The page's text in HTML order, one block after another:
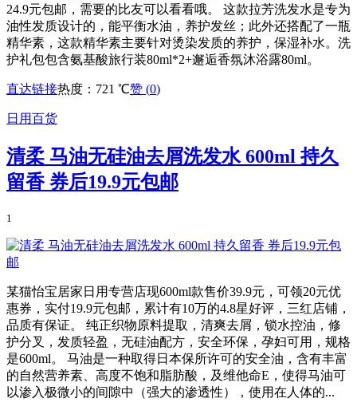
24.9元包邮，需要的比友可以看看哦。 这款拉芳洗发水是专为
油性发质设计的，能平衡水油，养护发丝；此外还搭配了一瓶
精华素，这款精华素主要针对烫染发质的养护，保湿补水。洗
护礼包包含氨基酸旅行装80ml*2+邂逅香氛沐浴露80ml。
直达链接热度：721 ℃赞 (0)
日用百货
清柔 马油无硅油去屑洗发水 600ml 持久
留香 券后19.9元包邮
1
某猫怡宝居家日用专营店现600ml款售价39.9元，可领20元优
惠券，实付19.9元包邮，累计有10万的4.8星好评，三红店铺，
品质有保证。 纯正织物原料提取，清爽去屑，锁水控油，修
护分叉，发质轻盈，无硅油配方，安全环保，孕妇可用，规格
是600ml。 马油是一种取得日本保所许可的安全油，含有丰富
的自然营养素、高度不饱和脂肪酸，及维他命E，使得马油可
以渗入极微小的间隙中（强大的渗透性），使用在人体的...